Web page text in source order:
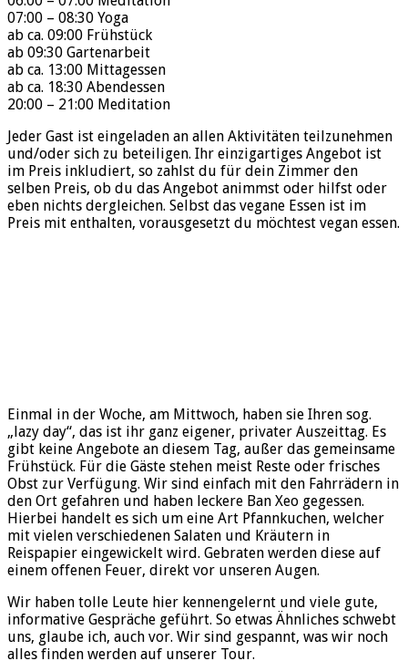
07:00 – 08:30 Yoga
ab ca. 09:00 Frühstück
ab 09:30 Gartenarbeit
ab ca. 13:00 Mittagessen
ab ca. 18:30 Abendessen
20:00 – 21:00 Meditation
Jeder Gast ist eingeladen an allen Aktivitäten teilzunehmen
und/oder sich zu beteiligen. Ihr einzigartiges Angebot ist
im Preis inkludiert, so zahlst du für dein Zimmer den
selben Preis, ob du das Angebot animmst oder hilfst oder
eben nichts dergleichen. Selbst das vegane Essen ist im
Preis mit enthalten, vorausgesetzt du möchtest vegan essen.
Einmal in der Woche, am Mittwoch, haben sie Ihren sog.
„lazy day“, das ist ihr ganz eigener, privater Auszeittag. Es
gibt keine Angebote an diesem Tag, außer das gemeinsame
Frühstück. Für die Gäste stehen meist Reste oder frisches
Obst zur Verfügung. Wir sind einfach mit den Fahrrädern in
den Ort gefahren und haben leckere Ban Xeo gegessen.
Hierbei handelt es sich um eine Art Pfannkuchen, welcher
mit vielen verschiedenen Salaten und Kräutern in
Reispapier eingewickelt wird. Gebraten werden diese auf
einem offenen Feuer, direkt vor unseren Augen.
Wir haben tolle Leute hier kennengelernt und viele gute,
informative Gespräche geführt. So etwas Ähnliches schwebt
uns, glaube ich, auch vor. Wir sind gespannt, was wir noch
alles finden werden auf unserer Tour.